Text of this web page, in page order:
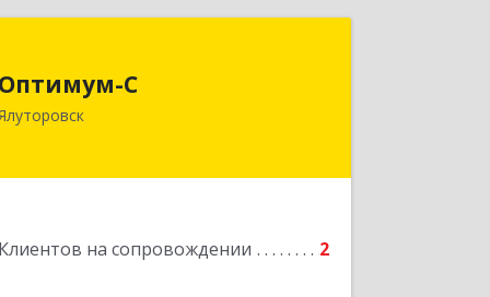
Оптимум-С
Клиентов на сопровождении 2